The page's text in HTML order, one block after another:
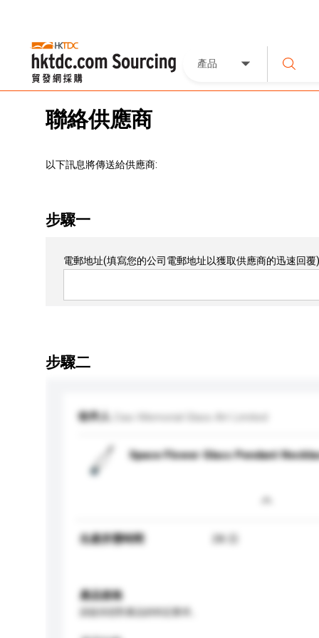
產品
聯絡供應商
以下訊息將傳送給供應商:
步驟一
電郵地址(填寫您的公司電郵地址以獲取供應商的迅速回覆)
步驟二
收件人 Ciao Memorial Glass Art Limited
Space Flower Glass Pendant
生產所需時間 28 日
產品規格